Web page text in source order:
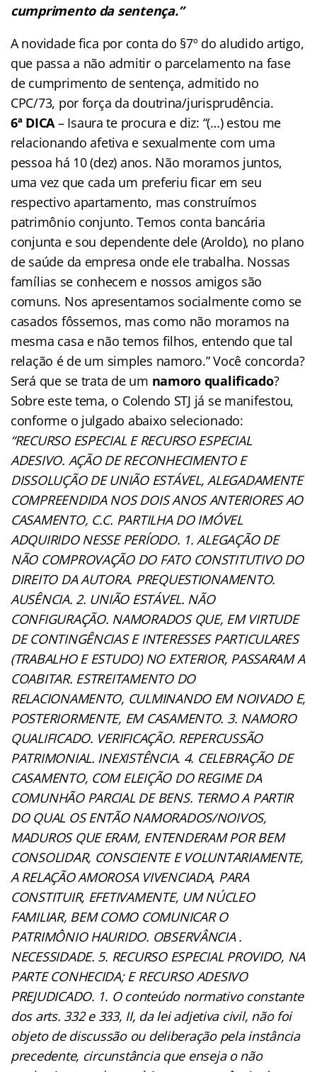
cumprimento da sentença.”
A novidade fica por conta do §7º do aludido artigo,
que passa a não admitir o parcelamento na fase
de cumprimento de sentença, admitido no
CPC/73, por força da doutrina/jurisprudência.
6ª DICA– Isaura te procura e diz: “(…) estou me
relacionando afetiva e sexualmente com uma
pessoa há 10 (dez) anos. Não moramos juntos,
uma vez que cada um preferiu ficar em seu
respectivo apartamento, mas construímos
patrimônio conjunto. Temos conta bancária
conjunta e sou dependente dele (Aroldo), no plano
de saúde da empresa onde ele trabalha. Nossas
famílias se conhecem e nossos amigos são
comuns. Nos apresentamos socialmente como se
casados fôssemos, mas como não moramos na
mesma casa e não temos filhos, entendo que tal
relação é de um simples namoro.” Você concorda?
Será que se trata de um namoro qualificado?
Sobre este tema, o Colendo STJ já se manifestou,
conforme o julgado abaixo selecionado:
“RECURSO ESPECIAL E RECURSO ESPECIAL
ADESIVO. AÇÃO DE RECONHECIMENTO E
DISSOLUÇÃO DE UNIÃO ESTÁVEL, ALEGADAMENTE
COMPREENDIDA NOS DOIS ANOS ANTERIORES AO
CASAMENTO, C.C. PARTILHA DO IMÓVEL
ADQUIRIDO NESSE PERÍODO. 1. ALEGAÇÃO DE
NÃO COMPROVAÇÃO DO FATO CONSTITUTIVO DO
DIREITO DA AUTORA. PREQUESTIONAMENTO.
AUSÊNCIA. 2. UNIÃO ESTÁVEL. NÃO
CONFIGURAÇÃO. NAMORADOS QUE, EM VIRTUDE
DE CONTINGÊNCIAS E INTERESSES PARTICULARES
(TRABALHO E ESTUDO) NO EXTERIOR, PASSARAM A
COABITAR. ESTREITAMENTO DO
RELACIONAMENTO, CULMINANDO EM NOIVADO E,
POSTERIORMENTE, EM CASAMENTO. 3. NAMORO
QUALIFICADO. VERIFICAÇÃO. REPERCUSSÃO
PATRIMONIAL. INEXISTÊNCIA. 4. CELEBRAÇÃO DE
CASAMENTO, COM ELEIÇÃO DO REGIME DA
COMUNHÃO PARCIAL DE BENS. TERMO A PARTIR
DO QUAL OS ENTÃO NAMORADOS/NOIVOS,
MADUROS QUE ERAM, ENTENDERAM POR BEM
CONSOLIDAR, CONSCIENTE E VOLUNTARIAMENTE,
A RELAÇÃO AMOROSA VIVENCIADA, PARA
CONSTITUIR, EFETIVAMENTE, UM NÚCLEO
FAMILIAR, BEM COMO COMUNICAR O
PATRIMÔNIO HAURIDO. OBSERVÂNCIA .
NECESSIDADE. 5. RECURSO ESPECIAL PROVIDO, NA
PARTE CONHECIDA; E RECURSO ADESIVO
PREJUDICADO. 1. O conteúdo normativo constante
dos arts. 332 e 333, II, da lei adjetiva civil, não foi
objeto de discussão ou deliberação pela instância
precedente, circunstância que enseja o não